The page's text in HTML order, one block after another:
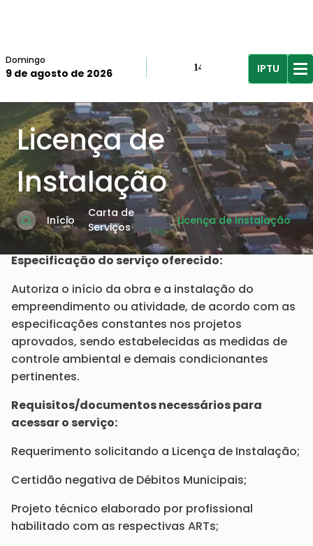
Domingo
9 de agosto de 2026 14º
R$61,96IPTU
Licença de
Instalação
Início
Carta de
Serviços
Licença de Instalação
Especificação do serviço oferecido:
Autoriza o início da obra e a instalação do
empreendimento ou atividade, de acordo com as
especificações constantes nos projetos
aprovados, sendo estabelecidas as medidas de
controle ambiental e demais condicionantes
pertinentes.
Requisitos/documentos necessários para
acessar o serviço:
Requerimento solicitando a Licença de Instalação;
Certidão negativa de Débitos Municipais;
Projeto técnico elaborado por profissional
habilitado com as respectivas ARTs;